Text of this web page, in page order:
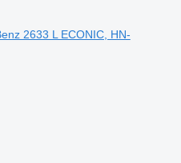
2633 L ECONIC, HN-